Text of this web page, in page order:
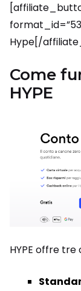
Hype[/
Come
HYPE
HYPE offre tre